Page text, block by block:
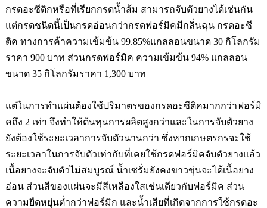
กรดอะซีติกหรือที่เรียกกรดน้ำส้ม สามารถจับตัวยางได้เช่นกัน
แต่กรดชนิดนี้เป็นกรดอ่อนกว่ากรดฟอร์มิคมีกลิ่นฉุน กรดอะซี
ติค ทางการค้าความเข้มข้น99.85%แกลลอนขนาด30 กิโลกรัม
ราคา 900 บาท ส่วนกรดฟอร์มิค ความเข้มข้น94% แกลลอน
ขนาด35 กิโลกรัมราคา 1,300 บาท
แต่ในการทำแผ่นต้องใช้ปริมาตรของกรดอะซีติคมากกว่าฟอร์มิ
คถึง 2 เท่า จึงทำให้ต้นทุนการผลิตสูงกว่าและในการจับตัวยาง
ยังต้องใช้ระยะเวลาการจับตัวนานกว่า ซึ่งหากเกษตรกรจะใช้
ระยะเวลาในการจับตัวเท่ากับที่เคยใช้กรดฟอร์มิคจับตัวยางแล้ว
เนื้อยางจะจับตัวไม่สมบูรณ์ น้ำเซรั่มยังคงขาวขุ่นจะได้เนื้อยาง
อ่อน ส่วนสีของแผ่นจะมีสีเหลืองใสเช่นเดียวกับฟอร์มิค ส่วน
ความยืดหยุ่นต่ำกว่าฟอร์มิก และน้ำเสียที่เกิดจากการใช้กรดอะ